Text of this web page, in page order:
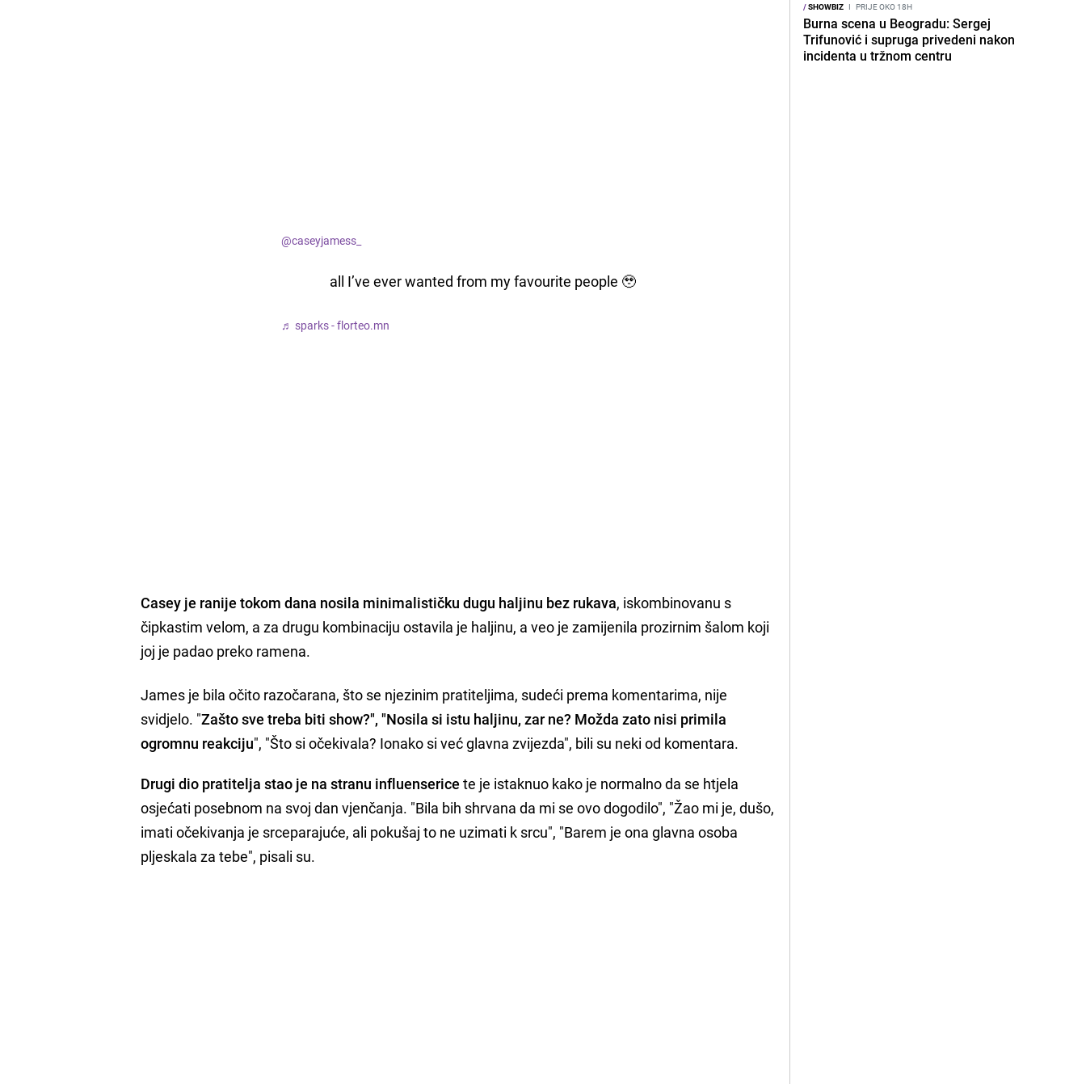
@caseyjamess_
all I’ve ever wanted from my favourite people 🥹
♬ sparks - florteo.mn
Casey je ranije tokom dana nosila minimalističku dugu haljinu bez rukava, iskombinovanu s
čipkastim velom, a za drugu kombinaciju ostavila je haljinu, a veo je zamijenila prozirnim šalom koji
joj je padao preko ramena.
James je bila očito razočarana, što se njezinim pratiteljima, sudeći prema komentarima, nije
svidjelo. "Zašto sve treba biti show?", "Nosila si istu haljinu, zar ne? Možda zato nisi primila
ogromnu reakciju", "Što si očekivala? Ionako si već glavna zvijezda", bili su neki od komentara.
Drugi dio pratitelja stao je na stranu influenserice te je istaknuo kako je normalno da se htjela
osjećati posebnom na svoj dan vjenčanja. "Bila bih shrvana da mi se ovo dogodilo", "Žao mi je, dušo,
imati očekivanja je srceparajuće, ali pokušaj to ne uzimati k srcu", "Barem je ona glavna osoba
pljeskala za tebe", pisali su.
/SHOWBIZ I PRIJE OKO 18H
Burna scena u Beogradu: Sergej
Trifunović i supruga privedeni nakon
incidenta u tržnom centru